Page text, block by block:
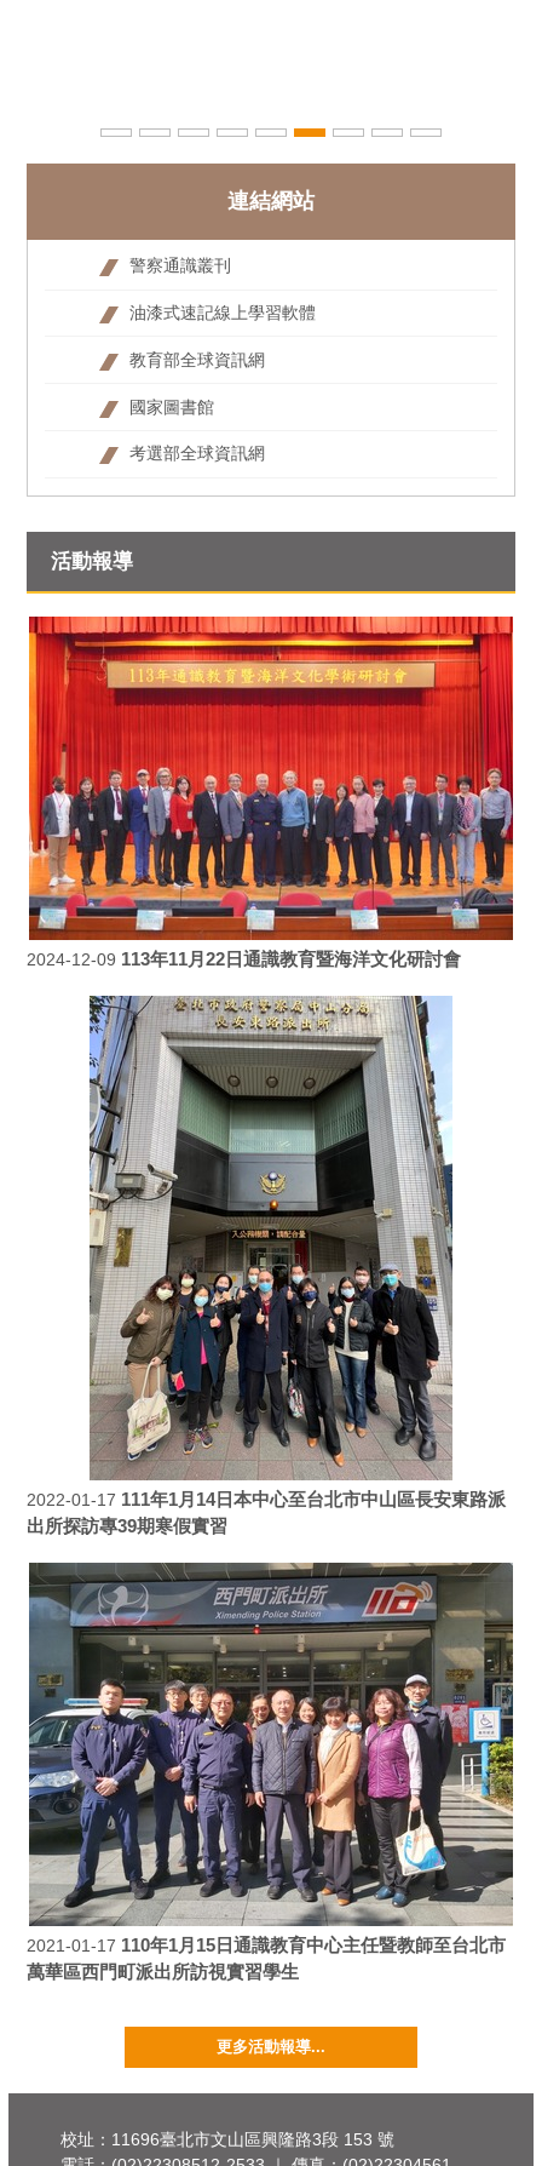
連結網站
警察通識叢刊
油漆式速記線上學習軟體
教育部全球資訊網
國家圖書館
考選部全球資訊網
活動報導
2024-12-09 113年11月22日通識教育暨海洋文化研討會
2022-01-17 111年1月14日本中心至台北市中山區長安東路派
出所探訪專39期寒假實習
2021-01-17 110年1月15日通識教育中心主任暨教師至台北市
萬華區西門町派出所訪視實習學生
更多活動報導...
校址：11696臺北市文山區興隆路3段 153 號